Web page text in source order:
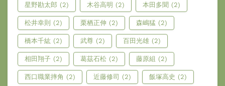
星野勘太郎 (2) 木谷高明 (2) 本田多聞 (2)
松井幸則 (2) 栗栖正伸 (2) 森嶋猛 (2)
橋本千紘 (2) 武尊 (2) 百田光雄 (2)
相田翔子 (2) 葛茲石松 (2) 藤原組 (2)
西口職業摔角 (2) 近藤修司 (2) 飯塚高史 (2)